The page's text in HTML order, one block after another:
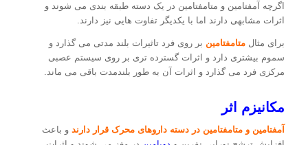
اگرچه آمفتامین و متامفتامین در یک دسته طبقه بندی می شوند و
اثرات مشابهی دارند اما با یکدیگر تفاوت هایی نیز دارند.
برای مثال متامفتامین بر روی فرد تاثیرات بلند مدتی می گذارد و
سموم بیشتری دارد و اثرات گسترده تری بر روی سیستم عصبی
مرکزی فرد می گذارد و اثرات آن به طور بلندمدت باقی می ماند.
مکانیزم اثر
آمفتامین و متامفتامین در دسته داروهای محرک قرار دارندو باعث